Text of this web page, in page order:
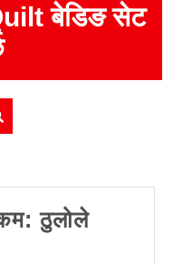
बेडिङ सेट
ठुलोले